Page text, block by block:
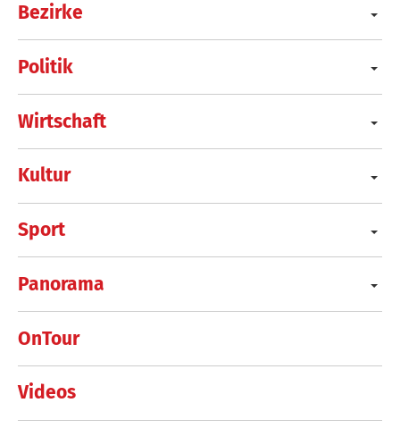
Bezirke
Politik
Wirtschaft
Kultur
Sport
Panorama
OnTour
Videos